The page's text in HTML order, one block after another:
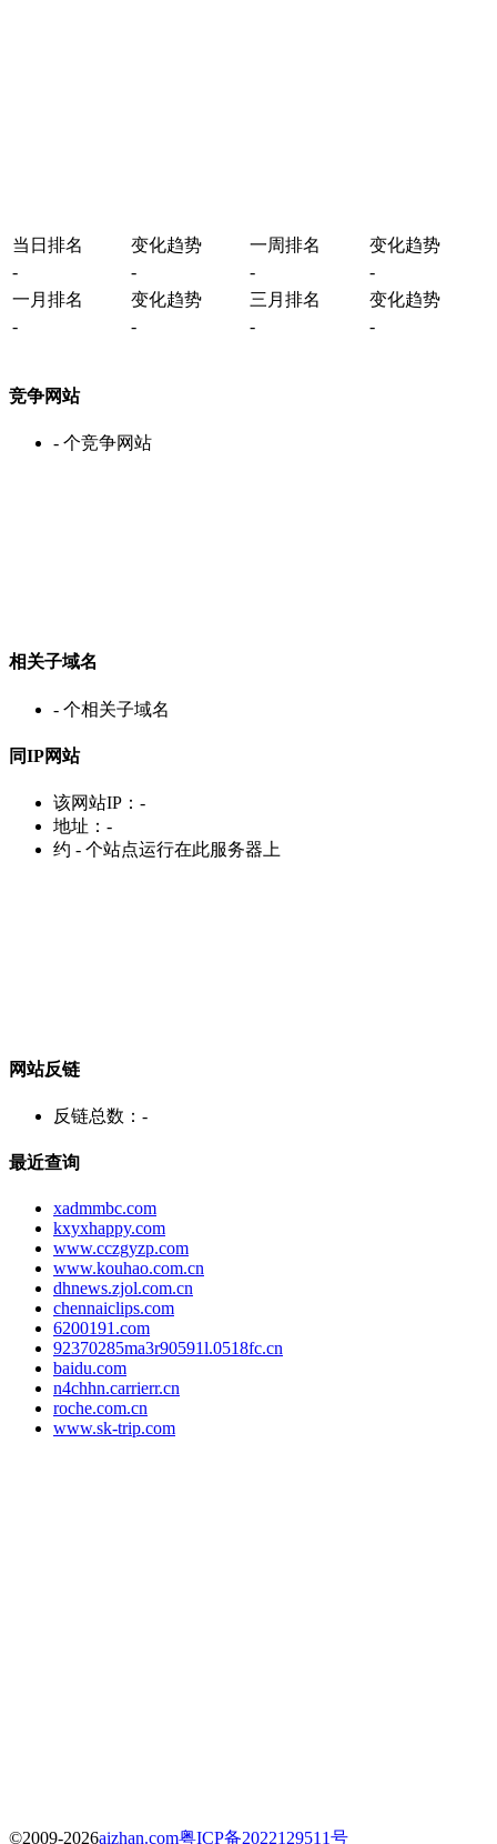
当日排名 变化趋势 一周排名
变化趋势
-
- -
-
一月排名
变化趋势 三月排名
变化趋势
-
- - -
竞争网站
- 个竞争网站
相关子域名
- 个相关子域名
同IP网站
该网站IP： -
地址： -
约 - 个站点运行在此服务器上
网站反链
反链总数： -
最近查询
xadmmbc.com
kxyxhappy.com
www.cczgyzp.com
www.kouhao.com.cn
dhnews.zjol.com.cn
chennaiclips.com
6200191.com
92370285ma3r90591l.0518fc.cn
baidu.com
n4chhn.carrierr.cn
roche.com.cn
www.sk-trip.com
©2009-2026aizhan.com粤ICP备2022129511号